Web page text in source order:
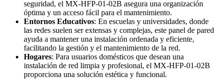
seguridad, el MX-HFP-01-02B asegura una organización
óptima y un acceso fácil para el mantenimiento.
Entornos Educativos: En escuelas y universidades, donde
las redes suelen ser extensas y complejas, este panel de pared
ayuda a mantener una instalación ordenada y eficiente,
facilitando la gestión y el mantenimiento de la red.
Hogares: Para usuarios domésticos que desean una
instalación de red limpia y profesional, el MX-HFP-01-02B
proporciona una solución estética y funcional.